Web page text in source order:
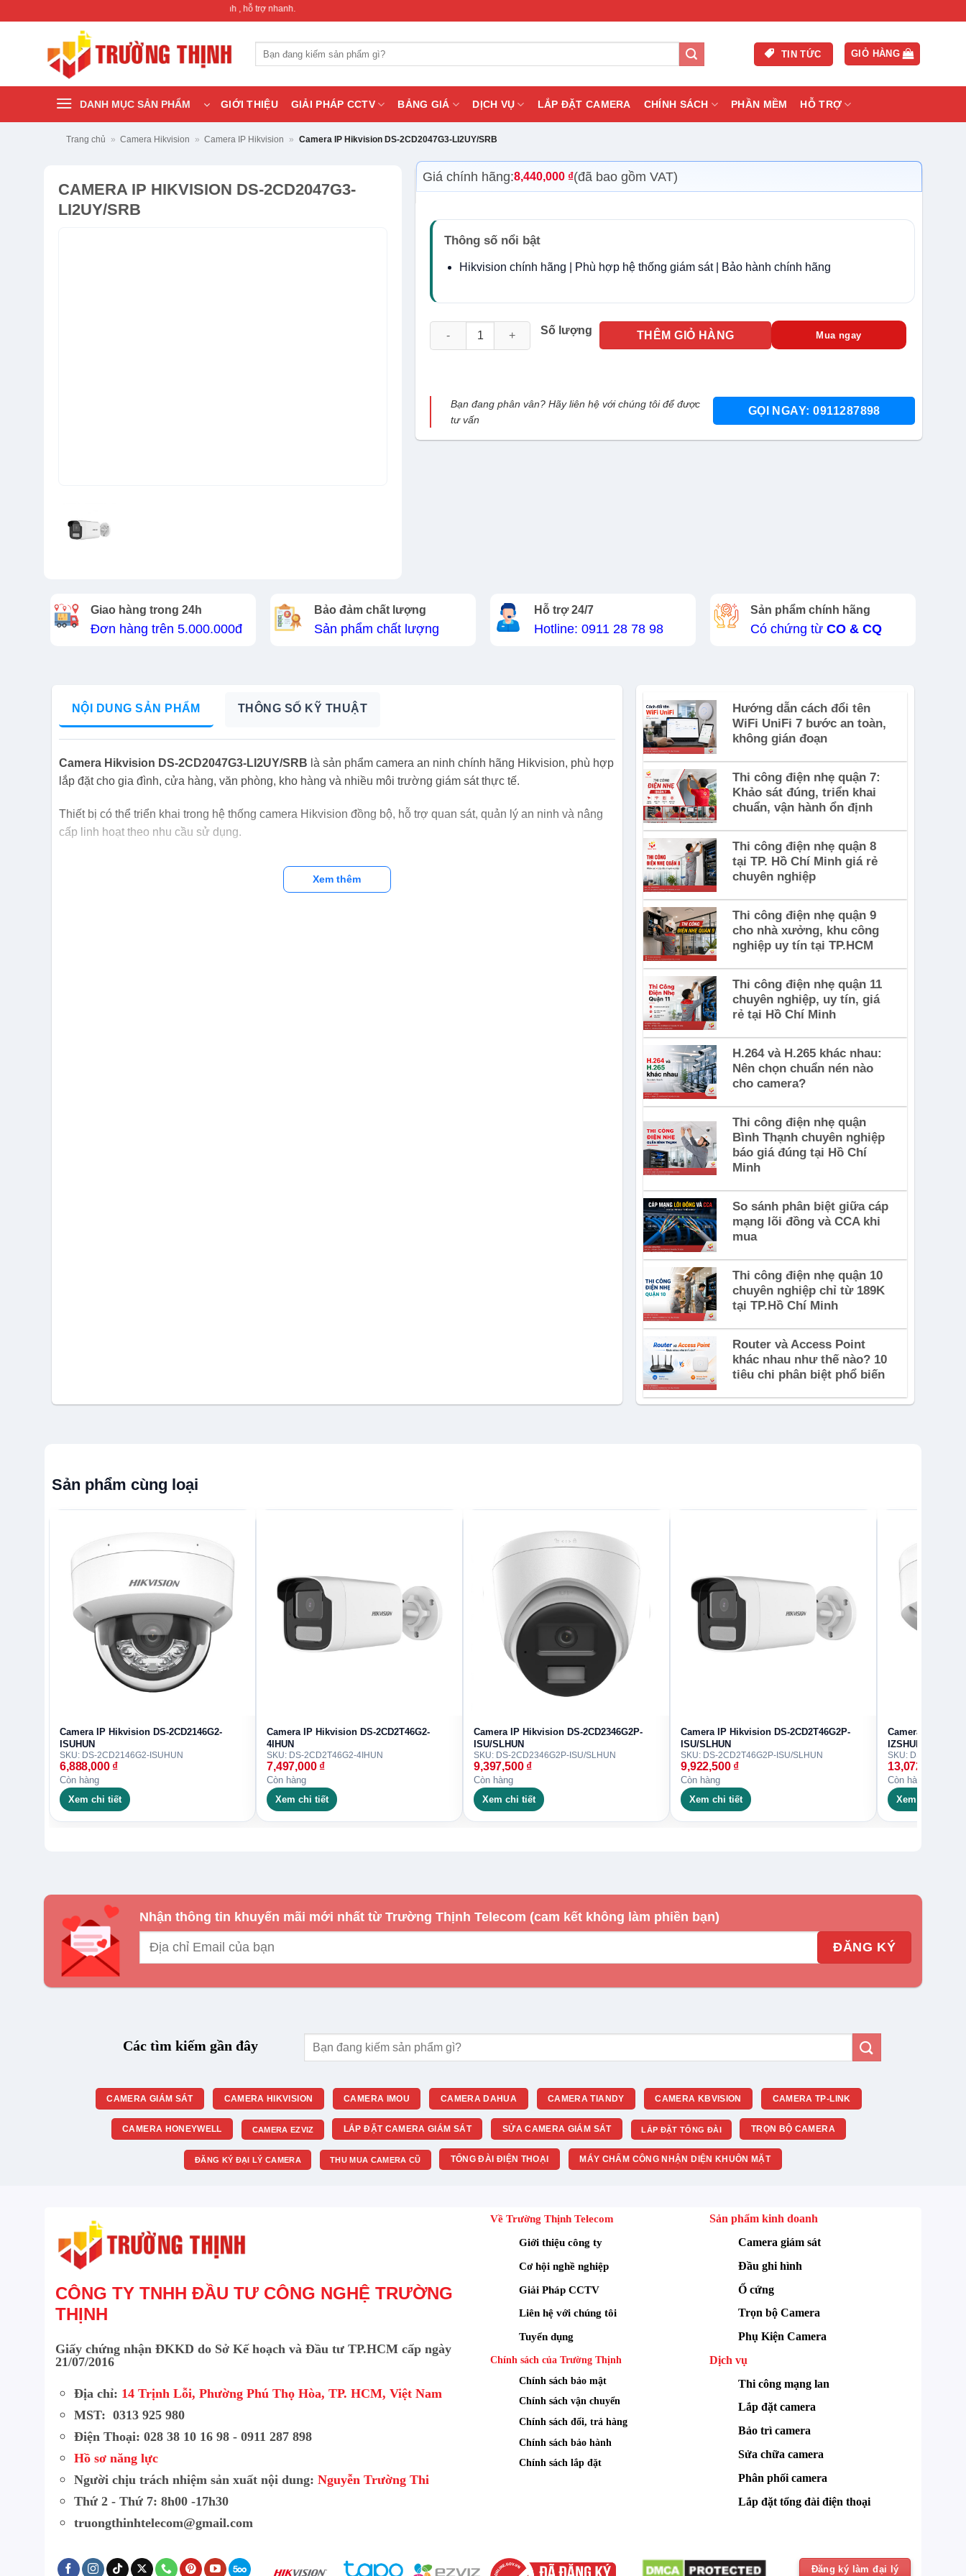
thiết bị mạng & camera chính hãng, bảo hành , hỗ trợ nhanh.
kiếm:
TIN TỨC GIỎ HÀNG
DANH MỤC SẢN PHẨM GIỚI THIỆU GIẢI PHÁP CCTV BẢNG GIÁ DỊCH VỤ LẮP ĐẶT CAMERA CHÍNH SÁCH PHẦN MỀM HỖ TRỢ
Trang chủ » Camera Hikvision » Camera IP Hikvision » Camera IP Hikvision DS-2CD2047G3-LI2UY/SRB
CAMERA IP HIKVISION DS-2CD2047G3-
LI2UY/SRB
Giá chính hãng:8,440,000 ₫(đã bao gồm VAT)
Thông số nổi bật
Hikvision chính hãng | Phù hợp hệ thống giám sát | Bảo hành chính hãng
Số lượng
Camera IP Hikvision DS-2CD2047G3-LI2UY/SRB số lượng
THÊM GIỎ HÀNG Mua ngay
Bạn đang phân vân? Hãy liên hệ với chúng tôi để được
tư vấn
GỌI NGAY: 0911287898
Giao hàng trong 24h
Đơn hàng trên 5.000.000đ
Bảo đảm chất lượng
Sản phẩm chất lượng
Hỗ trợ 24/7
Hotline: 0911 28 78 98
Sản phẩm chính hãng
Có chứng từ CO & CQ
NỘI DUNG SẢN PHẨM THÔNG SỐ KỸ THUẬT
Camera Hikvision DS-2CD2047G3-LI2UY/SRB là sản phẩm camera an ninh chính hãng Hikvision, phù hợp
lắp đặt cho gia đình, cửa hàng, văn phòng, kho hàng và nhiều môi trường giám sát thực tế.
Thiết bị có thể triển khai trong hệ thống camera Hikvision đồng bộ, hỗ trợ quan sát, quản lý an ninh và nâng
cấp linh hoạt theo nhu cầu sử dụng.
Xem thêm
Hướng dẫn cách đổi tên
WiFi UniFi 7 bước an toàn,
không gián đoạn
Thi công điện nhẹ quận 7:
Khảo sát đúng, triển khai
chuẩn, vận hành ổn định
Thi công điện nhẹ quận 8
tại TP. Hồ Chí Minh giá rẻ
chuyên nghiệp
Thi công điện nhẹ quận 9
cho nhà xưởng, khu công
nghiệp uy tín tại TP.HCM
Thi công điện nhẹ quận 11
chuyên nghiệp, uy tín, giá
rẻ tại Hồ Chí Minh
H.264 và H.265 khác nhau:
Nên chọn chuẩn nén nào
cho camera?
Thi công điện nhẹ quận
Bình Thạnh chuyên nghiệp
báo giá đúng tại Hồ Chí
Minh
So sánh phân biệt giữa cáp
mạng lõi đồng và CCA khi
mua
Thi công điện nhẹ quận 10
chuyên nghiệp chỉ từ 189K
tại TP.Hồ Chí Minh
Router và Access Point
khác nhau như thế nào? 10
tiêu chi phân biệt phổ biến
Sản phẩm cùng loại
Camera IP Hikvision DS-2CD2146G2-
ISUHUN
SKU: DS-2CD2146G2-ISUHUN
6,888,000 ₫
Còn hàng
Xem chi tiết
Camera IP Hikvision DS-2CD2T46G2-
4IHUN
SKU: DS-2CD2T46G2-4IHUN
7,497,000 ₫
Còn hàng
Xem chi tiết
Camera IP Hikvision DS-2CD2346G2P-
ISU/SLHUN
SKU: DS-2CD2346G2P-ISU/SLHUN
9,397,500 ₫
Còn hàng
Xem chi tiết
Camera IP Hikvision DS-2CD2T46G2P-
ISU/SLHUN
SKU: DS-2CD2T46G2P-ISU/SLHUN
9,922,500 ₫
Còn hàng
Xem chi tiết
Camera IP
IZSHUN
SKU: DS-
13,072,500
Còn hàng
Xem chi tiết
Nhận thông tin khuyến mãi mới nhất từ Trường Thịnh Telecom (cam kết không làm phiền bạn)
Các tìm kiếm gần đây
Tìm
CAMERA GIÁM SÁT CAMERA HIKVISION CAMERA IMOU CAMERA DAHUA CAMERA TIANDY CAMERA KBVISION CAMERA TP-LINK
CAMERA HONEYWELL CAMERA EZVIZ LẮP ĐẶT CAMERA GIÁM SÁT SỬA CAMERA GIÁM SÁT LẮP ĐẶT TỔNG ĐÀI TRỌN BỘ CAMERA
ĐĂNG KÝ ĐẠI LÝ CAMERA THU MUA CAMERA CŨ TỔNG ĐÀI ĐIỆN THOẠI MÁY CHẤM CÔNG NHẬN DIỆN KHUÔN MẶT
CÔNG TY TNHH ĐẦU TƯ CÔNG NGHỆ TRƯỜNG
THỊNH
Giấy chứng nhận ĐKKD do Sở Kế hoạch và Đầu tư TP.HCM cấp ngày
21/07/2016
Địa chỉ: 14 Trịnh Lỗi, Phường Phú Thọ Hòa, TP. HCM, Việt Nam
MST: 0313 925 980
Điện Thoại: 028 38 10 16 98 - 0911 287 898
Hồ sơ năng lực
Người chịu trách nhiệm sản xuất nội dung: Nguyễn Trường Thi
Thứ 2 - Thứ 7: 8h00 -17h30
truongthinhtelecom@gmail.com
Về Trường Thịnh Telecom
Giới thiệu công ty
Cơ hội nghề nghiệp
Giải Pháp CCTV
Liên hệ với chúng tôi
Tuyển dụng
Chính sách của Trường Thịnh
Chính sách bảo mật
Chính sách vận chuyển
Chính sách đổi, trả hàng
Chính sách bảo hành
Chính sách lắp đặt
Sản phẩm kinh doanh
Camera giám sát
Đầu ghi hình
Ổ cứng
Trọn bộ Camera
Phụ Kiện Camera
Dịch vụ
Thi công mạng lan
Lắp đặt camera
Bảo trì camera
Sửa chữa camera
Phân phối camera
Lắp đặt tổng đài điện thoại
Đăng ký làm đại lý